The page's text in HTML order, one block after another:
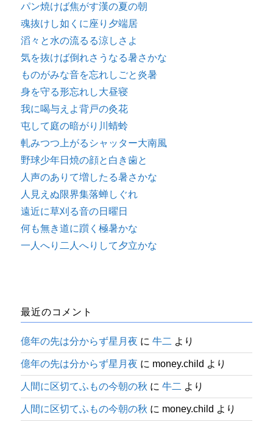
パン焼けば焦がす漢の夏の朝
魂抜けし如くに座り夕端居
滔々と水の流るる涼しさよ
気を抜けば倒れさうなる暑さかな
ものがみな音を忘れしごと炎暑
身を守る形忘れし大昼寝
我に喝与えよ背戸の灸花
屯して庭の暗がり川蜻蛉
軋みつつ上がるシャッター大南風
野球少年日焼の顔と白き歯と
人声のありて増したる暑さかな
人見えぬ限界集落蝉しぐれ
遠近に草刈る音の日曜日
何も無き道に躓く極暑かな
一人へり二人へりして夕立かな
最近のコメント
億年の先は分からず星月夜 に牛二 より
億年の先は分からず星月夜 に money.child より
人間に区切てふもの今朝の秋 に牛二 より
人間に区切てふもの今朝の秋 に money.child より